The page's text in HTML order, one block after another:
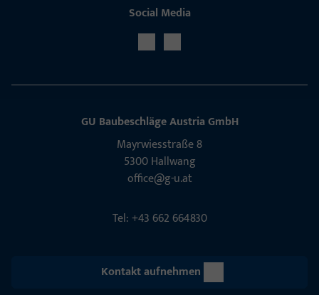
Social Media
GU Baubeschläge Aus­tria GmbH
Mayrwies­straße 8
5300 Hall­wang
office@g-u.at
Tel: +43 662 664830
Kontakt aufnehmen